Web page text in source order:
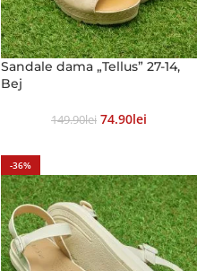
Sandale dama „Tellus” 27-14,
Bej
149.90Lei 74.90Lei
-36%